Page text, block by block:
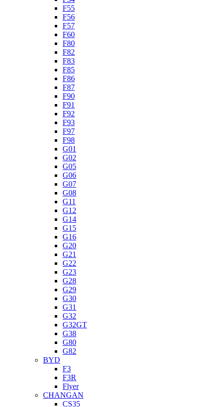
F55
F56
F57
F60
F80
F82
F83
F85
F86
F87
F90
F91
F92
F93
F97
F98
G01
G02
G05
G06
G07
G08
G11
G12
G14
G15
G16
G20
G21
G22
G23
G28
G29
G30
G31
G32
G32GT
G38
G80
G82
BYD
F3
F3R
Flyer
CHANGAN
CS35